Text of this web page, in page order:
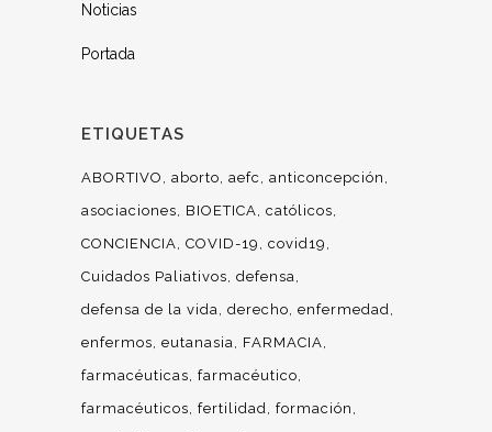
Noticias
Portada
ETIQUETAS
ABORTIVO aborto aefc
anticoncepción
asociaciones
BIOETICA católicos
CONCIENCIA COVID-19
covid19
Cuidados Paliativos defensa
defensa de la vida derecho enfermedad
enfermos eutanasia
FARMACIA
farmacéuticas farmacéutico
farmacéuticos fertilidad formación